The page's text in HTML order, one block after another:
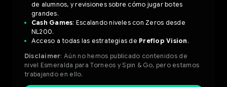
de alumnos, y revisiones sobre cómo jugar botes
grandes.
Cash Games: Escalando niveles con Zeros desde
NL200.
Acceso a todas las estrategias de Preflop Vision .
Disclaimer: Aún no hemos publicado contenidos de
nivel Esmeralda para Torneos y Spin & Go, pero estamos
trabajando en ello.